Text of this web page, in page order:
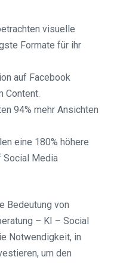
visuelle
Formate für ihr
auf Facebook
Content.
94% mehr Ansichten
eine 180% höhere
Social Media
Bedeutung von
– KI – Social
Notwendigkeit, in
um den